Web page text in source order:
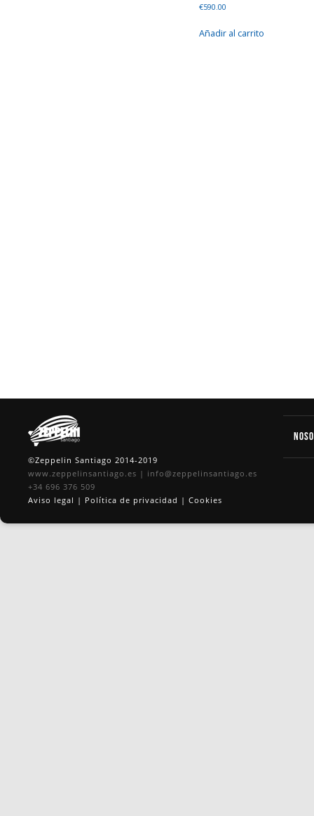
€590.00
Añadir al carrito
©Zeppelin Santiago 2014-2019
www.zeppelinsantiago.es | info@zeppelinsantiago.es
+34 696 376 509
Aviso legal | Política de privacidad | Cookies